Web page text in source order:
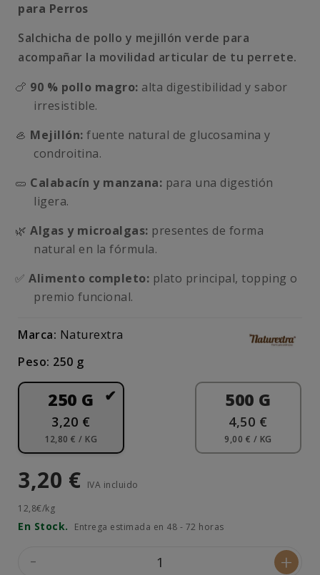
para Perros
Salchicha de pollo y mejillón verde para
acompañar la movilidad articular de tu perrete.
🍗 90 % pollo magro: alta digestibilidad y sabor
irresistible.
🦪 Mejillón: fuente natural de glucosamina y
condroitina.
🥒 Calabacín y manzana: para una digestión
ligera.
🌿 Algas y microalgas: presentes de forma
natural en la fórmula.
✅ Alimento completo: plato principal, topping o
premio funcional.
Marca: Naturextra
Peso: 250 g
250 G
3,20 €
12,80 € / KG
500 G
4,50 €
9,00 € / KG
3,20 € IVA incluido
12,8€/kg
En Stock. Entrega estimada en 48 - 72 horas
- +